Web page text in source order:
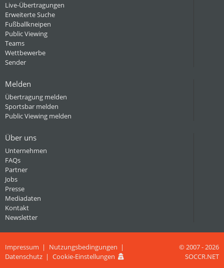
Live-Übertragungen
Erweiterte Suche
Fußballkneipen
Public Viewing
Teams
Wettbewerbe
Sender
Melden
Übertragung melden
Sportsbar melden
Public Viewing melden
Über uns
Unternehmen
FAQs
Partner
Jobs
Presse
Mediadaten
Kontakt
Newsletter
Impressum
Nutzungsbedingungen
Datenschutz
Cookie-Einstellungen
© 2007 - 2026
SOCCR.NET